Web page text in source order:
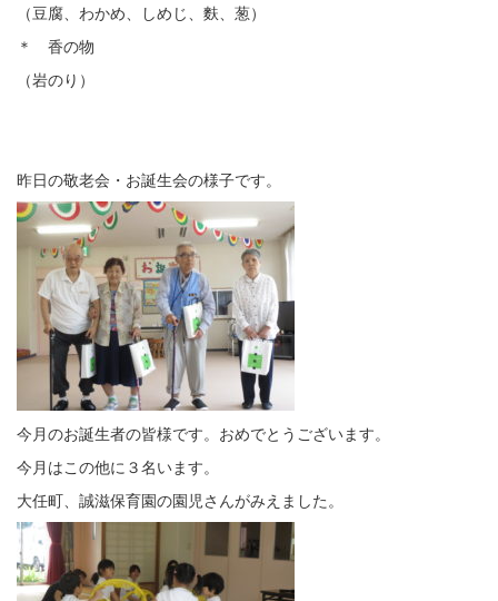
（豆腐、わかめ、しめじ、麩、葱）
＊ 香の物
（岩のり）
昨日の敬老会・お誕生会の様子です。
今月のお誕生者の皆様です。おめでとうございます。
今月はこの他に３名います。
大任町、誠滋保育園の園児さんがみえました。